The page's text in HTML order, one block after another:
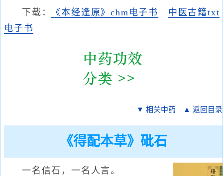
下载： 《本经逢原》chm电子书
中医古籍txt
电子书
▼ 相关中药 ▲ 返回目录
《得配本草》砒石
一名信石，一名人言。